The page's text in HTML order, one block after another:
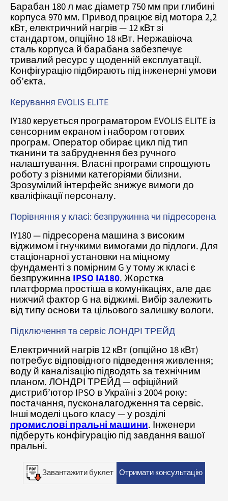
Барабан 180 л має діаметр 750 мм при глибині
корпуса 970 мм. Привод працює від мотора 2,2
кВт, електричний нагрів — 12 кВт зі
стандартом, опційно 18 кВт. Нержавіюча
сталь корпуса й барабана забезпечує
тривалий ресурс у щоденній експлуатації.
Конфігурацію підбирають під інженерні умови
об’єкта.
Керування EVOLIS ELITE
IY180 керується програматором EVOLIS ELITE із
сенсорним екраном і набором готових
програм. Оператор обирає цикл під тип
тканини та забруднення без ручного
налаштування. Власні програми спрощують
роботу з різними категоріями білизни.
Зрозумілий інтерфейс знижує вимоги до
кваліфікації персоналу.
Порівняння у класі: безпружинна чи підресорена
IY180 — підресорена машина з високим
віджимом і гнучкими вимогами до підлоги. Для
стаціонарної установки на міцному
фундаменті з помірним G у тому ж класі є
безпружиннаIPSO IA180. Жорстка
платформа простіша в комунікаціях, але дає
нижчий фактор G на віджимі. Вибір залежить
від типу основи та цільового залишку вологи.
Підключення та сервіс ЛОНДРІ ТРЕЙД
Електричний нагрів 12 кВт (опційно 18 кВт)
потребує відповідного підведення живлення;
воду й каналізацію підводять за технічним
планом. ЛОНДРІ ТРЕЙД — офіційний
дистриб’ютор IPSO в Україні з 2004 року:
постачання, пусконалагодження та сервіс.
Інші моделі цього класу — у розділі
промислові пральні машини. Інженери
підберуть конфігурацію під завдання вашої
пральні.
Завантажити буклет Отримати консультацію